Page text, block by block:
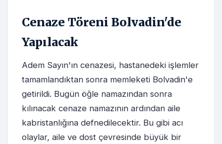
Cenaze Töreni Bolvadin'de
Yapılacak
Adem Sayın'ın cenazesi, hastanedeki işlemler
tamamlandıktan sonra memleketi Bolvadin'e
getirildi. Bugün öğle namazından sonra
kılınacak cenaze namazının ardından aile
kabristanlığına defnedilecektir. Bu gibi acı
olaylar, aile ve dost çevresinde büyük bir